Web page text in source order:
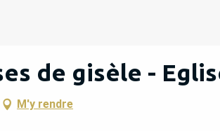
de gisèle -
M'y rendre